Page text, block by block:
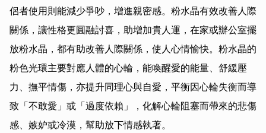
侶者使用則能減少爭吵，增進親密感。粉水晶有效改善人際
關係，讓性格更圓融討喜，助增加貴人運，在家或辦公室擺
放粉水晶，都有助改善人際關係，使人心情愉快。粉水晶的
粉色光環主要對應人體的心輪，能喚醒愛的能量、舒緩壓
力、撫平情傷，亦提升同理心與自愛，平衡因心輪失衡而導
致「不敢愛」或「過度依賴」，化解心輪阻塞而帶來的悲傷
感、嫉妒或冷漠，幫助放下情感執著。